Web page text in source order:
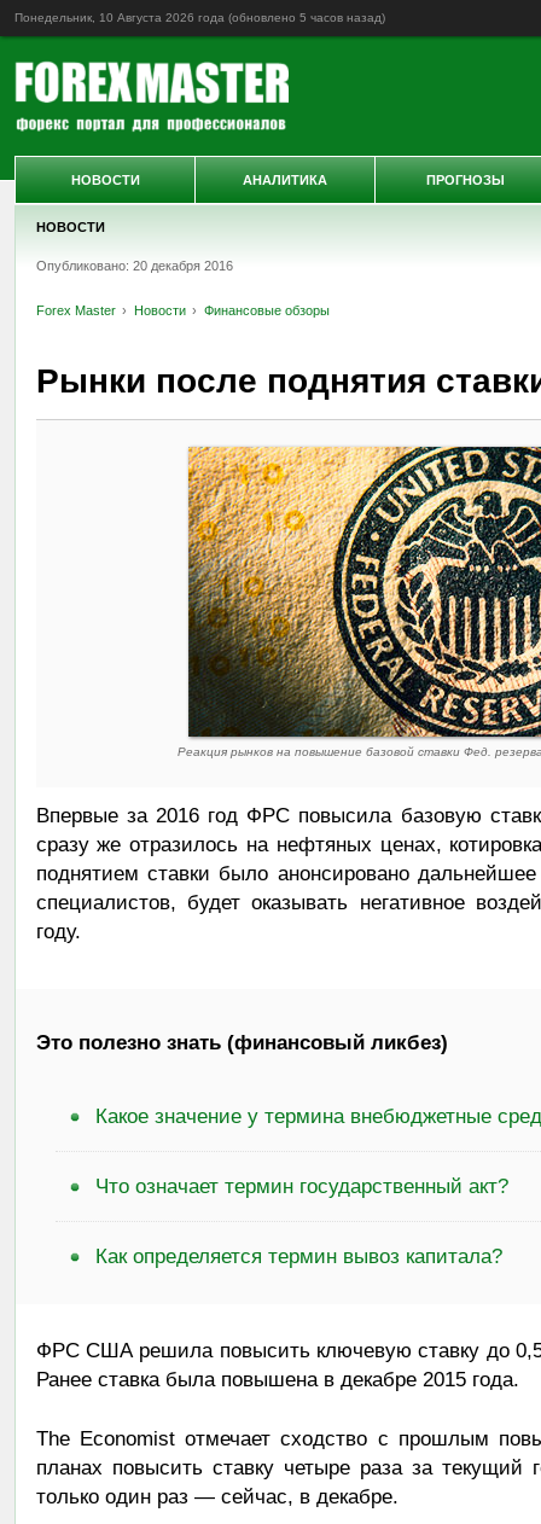
Понедельник, 10 Августа 2026 года (обновлено 5 часов назад)
НОВОСТИ
Опубликовано: 20 декабря 2016
Forex Master Новости Финансовые обзоры
Рынки после поднятия
Реакция рынков на повышение базовой ставки Фед.
Впервые за 2016 год ФРС повысила базовую
сразу же отразилось на нефтяных ценах,
поднятием ставки было анонсировано
специалистов, будет оказывать негативное
году.
Это полезно знать (финансовый ликбез)
Какое значение у термина внебюджетные
Что означает термин государственный акт?
Как определяется термин вывоз капитала?
ФРС США решила повысить ключевую ставку до
Ранее ставка была повышена в декабре 2015 года.
The Economist отмечает сходство с прошлым
планах повысить ставку четыре раза за текущий
только один раз — сейчас, в декабре.
НОВОСТИ АНАЛИТИКА ПРОГНОЗЫ